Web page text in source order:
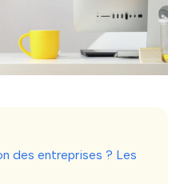
des entreprises ? Les